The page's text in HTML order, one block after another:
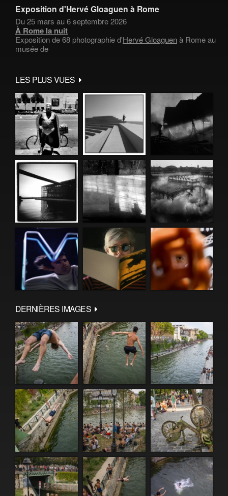
Exposition d'Hervé Gloaguen à Rome
Du 25 mars au 6 septembre 2026
À Rome la nuit
Exposition de 68 photographie d'Hervé Gloaguenà Rome au
musée de
LES PLUS VUES
DERNIÈRES IMAGES